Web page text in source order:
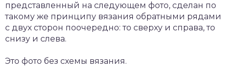
представленный на следующем фото, сделан по
такому же принципу вязания обратными рядами
с двух сторон поочередно: то сверху и справа, то
снизу и слева.
Это фото без схемы вязания.